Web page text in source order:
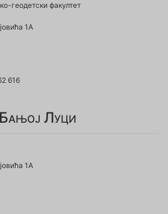
геодетски факултет
1A
616
Бањој Луци
1А